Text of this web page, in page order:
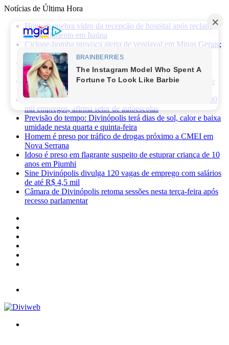
Notícias de Última Hora
Homem quebra vidro da recepção de hospital após reclamar
de atendimento em Itaúna
Ciclone-bomba provoca alerta de vendaval em Minas Gerais;
veja os impactos previstos para Divinópolis
Homem morre após sofrer choque elétrico e cair de oito
metros durante manutenção em academia
PRF apreende 75 mil maços de cigarros contrabandeados e
prende motorista na BR-262
Novas regras da CNH já provocaram perda de cerca de 100
mil empregos, afirma setor de autoescolas
Previsão do tempo: Divinópolis terá dias de sol, calor e baixa
umidade nesta quarta e quinta-feira
Homem é preso por tráfico de drogas próximo a CMEI em
Nova Serrana
Idoso é preso em flagrante suspeito de estuprar criança de 10
anos em Piumhi
Sine Divinópolis divulga 120 vagas de emprego com salários
de até R$ 4,5 mil
Câmara de Divinópolis retoma sessões nesta terça-feira após
recesso parlamentar